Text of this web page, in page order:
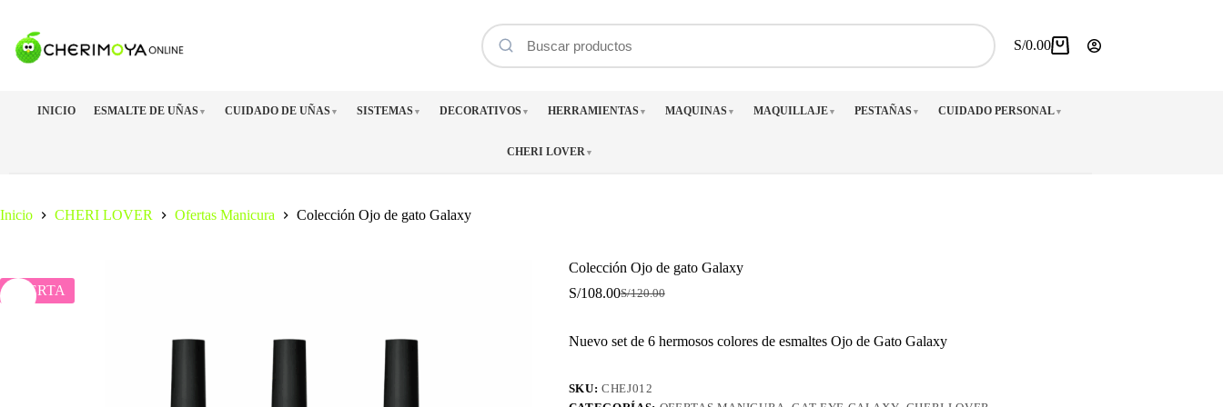
contenido
Carro
S/0.00
INICIO ESMALTE DE UÑAS ▼ CUIDADO DE UÑAS ▼ SISTEMAS ▼ DECORATIVOS ▼ HERRAMIENTAS ▼ MAQUINAS ▼ MAQUILLAJE ▼ PESTAÑAS ▼ CUIDADO PERSONAL ▼
CHERI LOVER ▼
Inicio CHERI LOVER Ofertas Manicura Colección Ojo de gato Galaxy
OFERTA
Colección Ojo de gato Galaxy
S/120.00
El
original
era:
S/108.00El
actual
es:
Nuevo set de 6 hermosos colores de esmaltes Ojo de Gato Galaxy
SKU:CHEJ012